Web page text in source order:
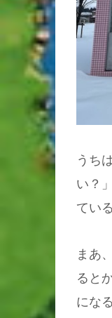
うち
い？
てい
まあ
ると
にな